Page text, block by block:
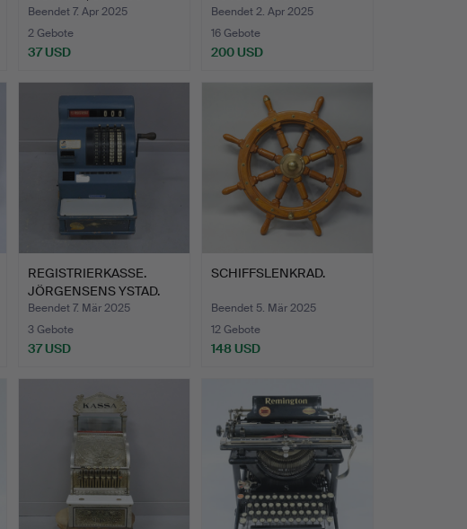
Beendet 7. Apr 2025
2 Gebote
37 USD
TELEFON, 1950ER JAH…
Beendet 2. Apr 2025
16 Gebote
200 USD
REGISTRIERKASSE.
JÖRGENSENS YSTAD.
Beendet 7. Mär 2025
3 Gebote
37 USD
SCHIFFSLENKRAD.
Beendet 5. Mär 2025
12 Gebote
148 USD